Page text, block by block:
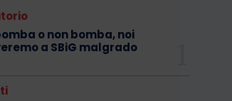
o non bomba, noi
a SBiG malgrado